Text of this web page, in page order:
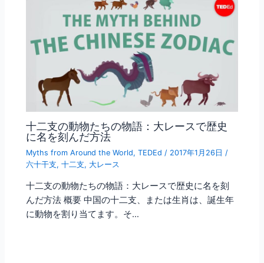
十二支の動物たちの物語：大レースで歴史
に名を刻んだ方法
Myths from Around the World,TEDEd / 2017年1月26日 /
六十干支,十二支, 大レース
十二支の動物たちの物語：大レースで歴史に名を刻
んだ方法 概要 中国の十二支、または生肖は、誕生年
に動物を割り当てます。そ…